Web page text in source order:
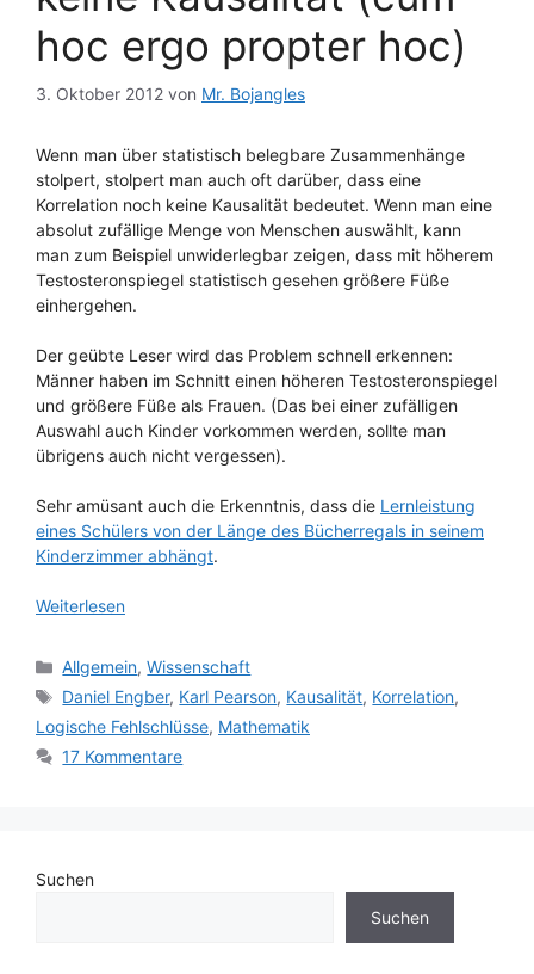
hoc ergo propter hoc)
3. Oktober 2012 von Mr. Bojangles
Wenn man über statistisch belegbare Zusammenhänge
stolpert, stolpert man auch oft darüber, dass eine
Korrelation noch keine Kausalität bedeutet. Wenn man eine
absolut zufällige Menge von Menschen auswählt, kann
man zum Beispiel unwiderlegbar zeigen, dass mit höherem
Testosteronspiegel statistisch gesehen größere Füße
einhergehen.
Der geübte Leser wird das Problem schnell erkennen:
Männer haben im Schnitt einen höheren Testosteronspiegel
und größere Füße als Frauen. (Das bei einer zufälligen
Auswahl auch Kinder vorkommen werden, sollte man
übrigens auch nicht vergessen).
Sehr amüsant auch die Erkenntnis, dass die Lernleistung
eines Schülers von der Länge des Bücherregals in seinem
Kinderzimmer abhängt.
Weiterlesen
Kategorien
Allgemein,Wissenschaft
Schlagwörter
Daniel Engber, Karl Pearson, Kausalität, Korrelation,
Logische Fehlschlüsse, Mathematik
17 Kommentare
Suchen
Suchen